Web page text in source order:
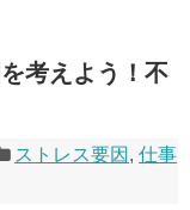
考えよう！不
ストレス要因 ,仕事